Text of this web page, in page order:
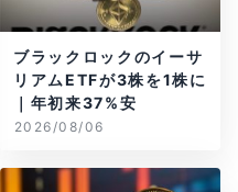
ブラックロックのイーサ
リアムETFが3株を1株に
｜年初来37%安
2026/08/06